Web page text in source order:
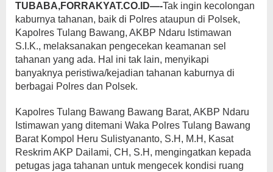
TUBABA,FORRAKYAT.CO.ID—-Tak ingin kecolongan
kaburnya tahanan, baik di Polres ataupun di Polsek,
Kapolres Tulang Bawang, AKBP Ndaru Istimawan
S.I.K., melaksanakan pengecekan keamanan sel
tahanan yang ada. Hal ini tak lain, menyikapi
banyaknya peristiwa/kejadian tahanan kaburnya di
berbagai Polres dan Polsek.
Kapolres Tulang Bawang Bawang Barat, AKBP Ndaru
Istimawan yang ditemani Waka Polres Tulang Bawang
Barat Kompol Heru Sulistyananto, S.H, M.H, Kasat
Reskrim AKP Dailami, CH, S.H, mengingatkan kepada
petugas jaga tahanan untuk mengecek kondisi ruang